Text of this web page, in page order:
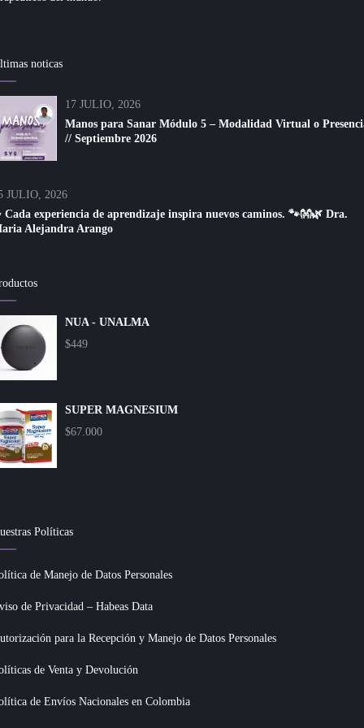
noticas
17 JULIO, 2026
Manos para Sanar Módulo 5 – Modalidad Virtual o
// Septiembre 2026
JULIO, 2026
Cada experiencia de aprendizaje inspira nuevos caminos. 🐾👐🌿 Dra.
Alejandra Arango
NUA - UNALMA
$449
SUPER MAGNESIUM
$67.000
Políticas
de Manejo de Datos Personales
de Privacidad – Habeas Data
para la Recepción y Manejo de Datos Personales
de Venta y Devolución
de Envíos Nacionales en Colombia